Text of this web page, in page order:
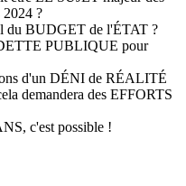
2024 ?
du BUDGET de l'ÉTAT ?
PUBLIQUE pour
d'un DÉNI de RÉALITÉ
demandera des EFFORTS
c'est possible !